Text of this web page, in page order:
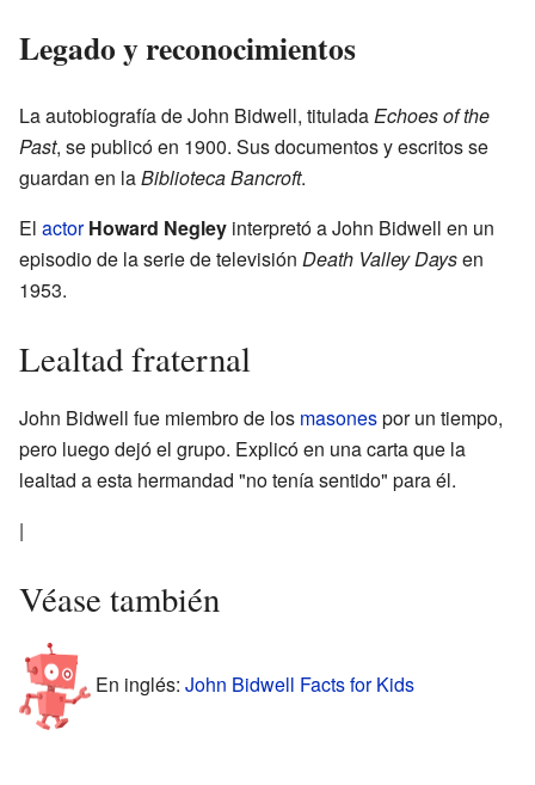
Legado y reconocimientos
La autobiografía de John Bidwell, tituladaEchoes of the
Past, se publicó en 1900. Sus documentos y escritos se
guardan en laBiblioteca Bancroft.
El actor Howard Negley interpretó a John Bidwell en un
episodio de la serie de televisión Death Valley Daysen
1953.
Lealtad fraternal
John Bidwell fue miembro de los masonespor un tiempo,
pero luego dejó el grupo. Explicó en una carta que la
lealtad a esta hermandad "no tenía sentido" para él.
|
Véase también
En inglés: John Bidwell Facts for Kids